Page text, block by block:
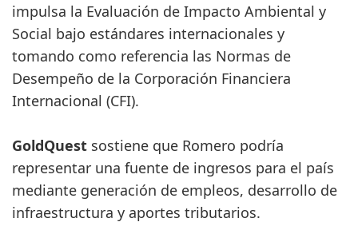
impulsa la Evaluación de Impacto Ambiental y
Social bajo estándares internacionales y
tomando como referencia las Normas de
Desempeño de la Corporación Financiera
Internacional (CFI).
GoldQuest sostiene que Romero podría
representar una fuente de ingresos para el país
mediante generación de empleos, desarrollo de
infraestructura y aportes tributarios.